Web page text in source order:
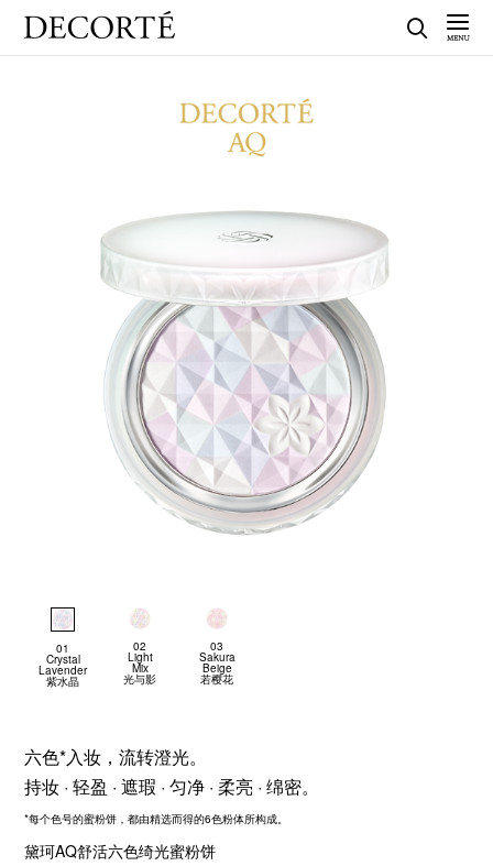
01
Crystal
Lavender
紫水晶
02
Light
Mix
光与影
03
Sakura
Beige
若樱花
六色*入妆，流转澄光。
持妆 · 轻盈 · 遮瑕 · 匀净 · 柔亮 · 绵密。
*每个色号的蜜粉饼，都由精选而得的6色粉体所构成。
黛珂AQ舒活六色绮光蜜粉饼